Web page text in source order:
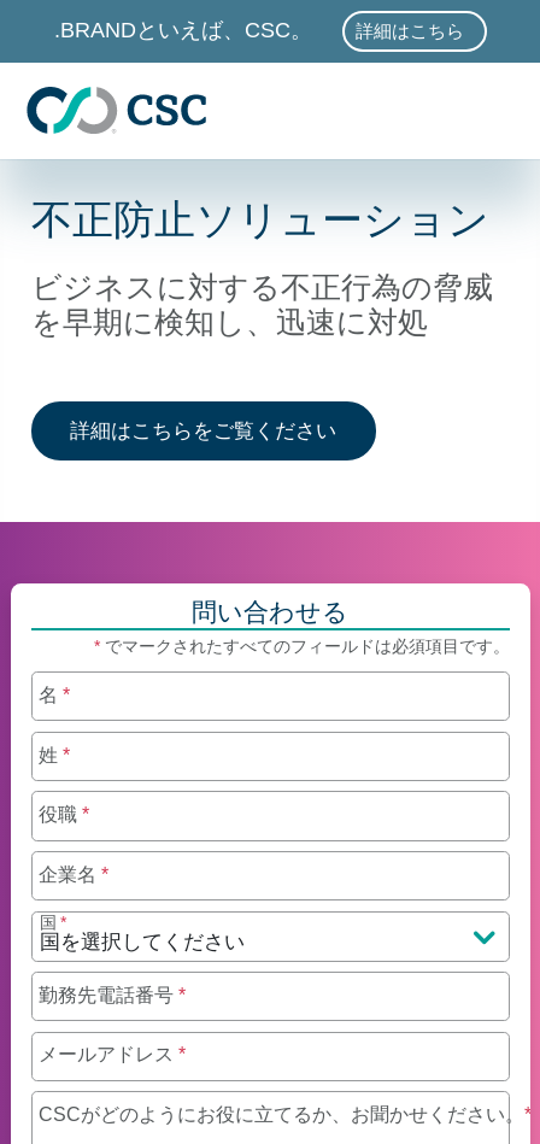
メインコンテンツに進む
.BRANDといえば、CSC。 詳細はこちら
.BRANDといえば、
不正防止ソリューション
ビジネスに対する不正行為の脅威
を早期に検知し、迅速に対処
詳細はこちらをご覧ください ドメインポートフォ
問い合わせる
*でマークされたすべてのフィールドは必須項目です。
名 *
姓 *
役職 *
企業名 *
国 *
勤務先電話番号 *
メールアドレス *
CSCがどのようにお役に立てるか、お聞かせください。 *